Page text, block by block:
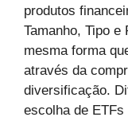
produtos
Tamanho, Tipo e
mesma forma
através da
diversificação.
escolha de